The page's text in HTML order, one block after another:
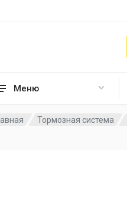
Меню
Тормозная система